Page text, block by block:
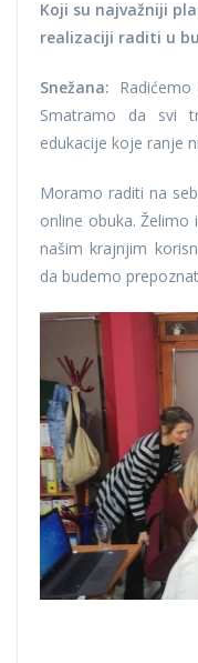
Koji su najvažniji
realizaciji raditi u
Snežana:
Smatramo da svi
edukacije koje ranje
Moramo raditi na
online obuka.
našim krajnjim
da budemo